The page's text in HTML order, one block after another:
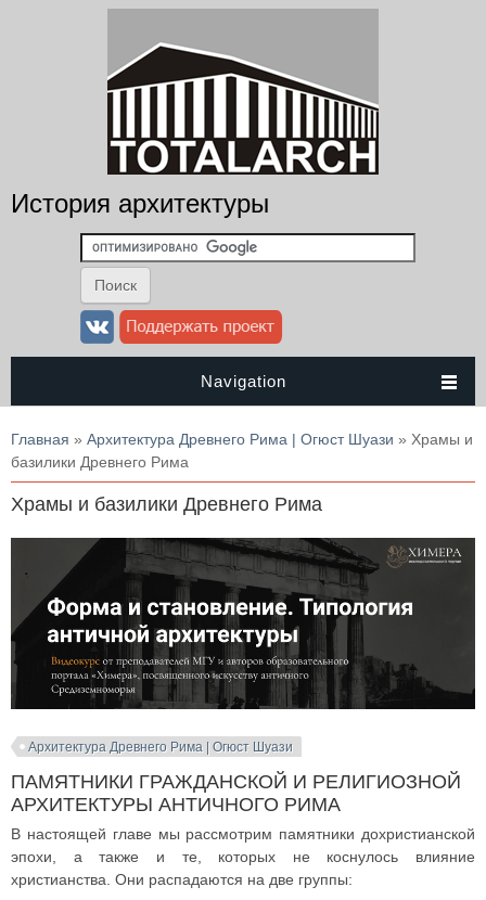
История архитектуры
Navigation
Вы здесь
Главная » Архитектура Древнего Рима | Огюст Шуази » Храмы и
базилики Древнего Рима
Храмы и базилики Древнего Рима
Архитектура Древнего Рима | Огюст Шуази
ПАМЯТНИКИ ГРАЖДАНСКОЙ И РЕЛИГИОЗНОЙ
АРХИТЕКТУРЫ АНТИЧНОГО РИМА
В настоящей главе мы рассмотрим памятники дохристианской
эпохи, а также и те, которых не коснулось влияние
христианства. Они распадаются на две группы: